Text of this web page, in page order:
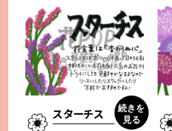
スターチス
続きを
見る